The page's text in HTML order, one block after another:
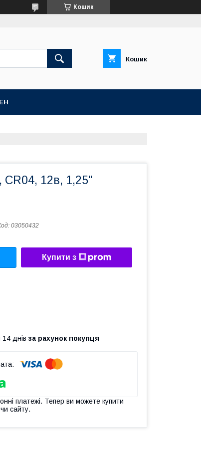
Кошик
Кошик
CR04, 12в, 1,25"
03050432
Купити з
днів за рахунок покупця
платежі. Тепер ви можете купити
сайту.